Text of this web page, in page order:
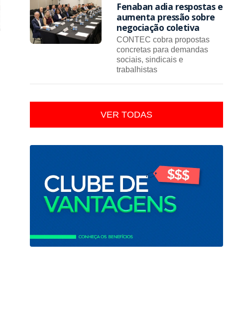
Fenaban adia respostas e
aumenta pressão sobre
negociação coletiva
CONTEC cobra propostas
concretas para demandas
sociais, sindicais e
trabalhistas
VER TODAS